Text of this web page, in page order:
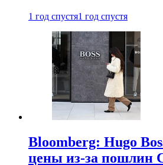
1 год спустя1 год спустя
Bloomberg: Hugo
цены из-за